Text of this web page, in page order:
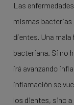
Las
mismas bacterias
dientes. Una mala
bacteriana. Si no
irá avanzando
inflamación se
los dientes, sino a